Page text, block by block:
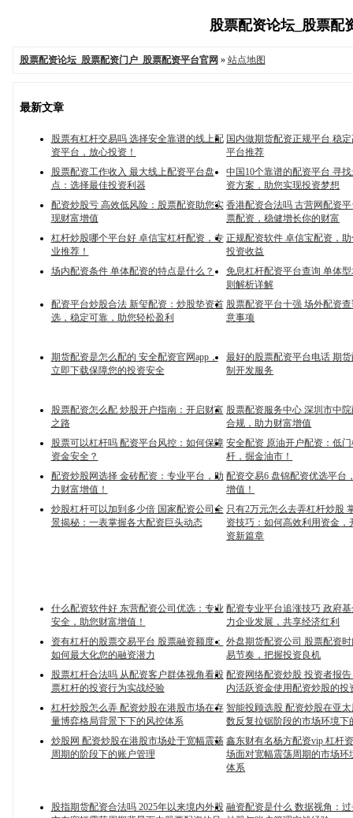
股票配资论坛_股票配
股票配资论坛_股票配资门户_股票配资平台官网 » 站点地图
最新文章
股票有杠杆交易吗 选择安全靠谱的线上配
资平台，放心投资！
国内做期货配资正规平台 稳
平台推荐
股票配资工作收入 最大线上配资平台盘
点：选择最佳投资利器
中国10个靠谱的配资平台 寻
资方案，助您实现投资梦想
配资炒股亏 高效低风险：股票配资助您实
现财富增值
香港配资合法吗 古营网配资
票配资，稳健增长你的财富
杠杆炒股哪个平台好 卓信宝杠杆配资，专
业推荐！
正规配资软件 卓信宝配资，
投资收益
场内配资条件 单体配资的特点是什么？
免息杠杆配资平台查询 单体
则解析详解
配资平台炒股合法 新玺配资：炒股垫资首
选，稳定可靠，助您轻松盈利
股票配资平台十强 场外配资
意事项
期货配资是怎么配的 安全配资官网app，
立即下载保障您的投资安全
最好的股票配资平台电话 期
制开发服务
股票配资怎么配 炒股开户指南：开启财富
之路
股票配资服务中心 深圳市中
合规，助力财富增值
股票可以杠杆吗 配资平台风控：如何保障
资金安全？
安全配资 原油开户配资：低
杆，掘金油市！
配资炒股网选择 金砖配资：专业平台，助
力财富增值！
配资交易6 盘锦配资优选平台
增值！
炒股杠杆可以加到多少倍 国家配资公司全
景揭秘：一表掌握各大配资巨头动态
只有2万元怎么去弄杠杆炒股
资技巧：如何高效利用资金，
资新篇章
什么配资软件好 东营配资公司优选：专业
安全，助您财富增值！
配资专业平台追涨技巧 政府
力企业发展，共享经济红利
资有杠杆的股票交易平台 股票融资额度：
如何最大化您的融资潜力
外盘期货配资公司 股票配资
易节奏，把握投资良机
股票杠杆合法吗 从配资客户群体视角看股
票杠杆的投资行为实战经验
配资网络配资炒股 投资者报
内活跃资金使用配资炒股的投
杠杆炒股怎么弄 配资炒股在港股市场在存
量博弈格局背景下下的风控体系
智能投顾选股 配资炒股在亚
数反复拉锯阶段的市场环境下
炒股网 配资炒股在港股市场处于宽幅震荡
周期的阶段下的账户管理
鑫东财有名杨方配资vip 杠杆
场面对宽幅震荡周期的市场环
体系
股指期货配资合法吗 2025年以来境内外股 融资配资是什么 数据视角：